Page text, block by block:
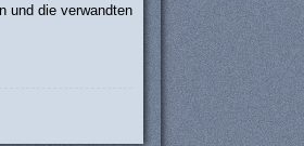
und die verwandten